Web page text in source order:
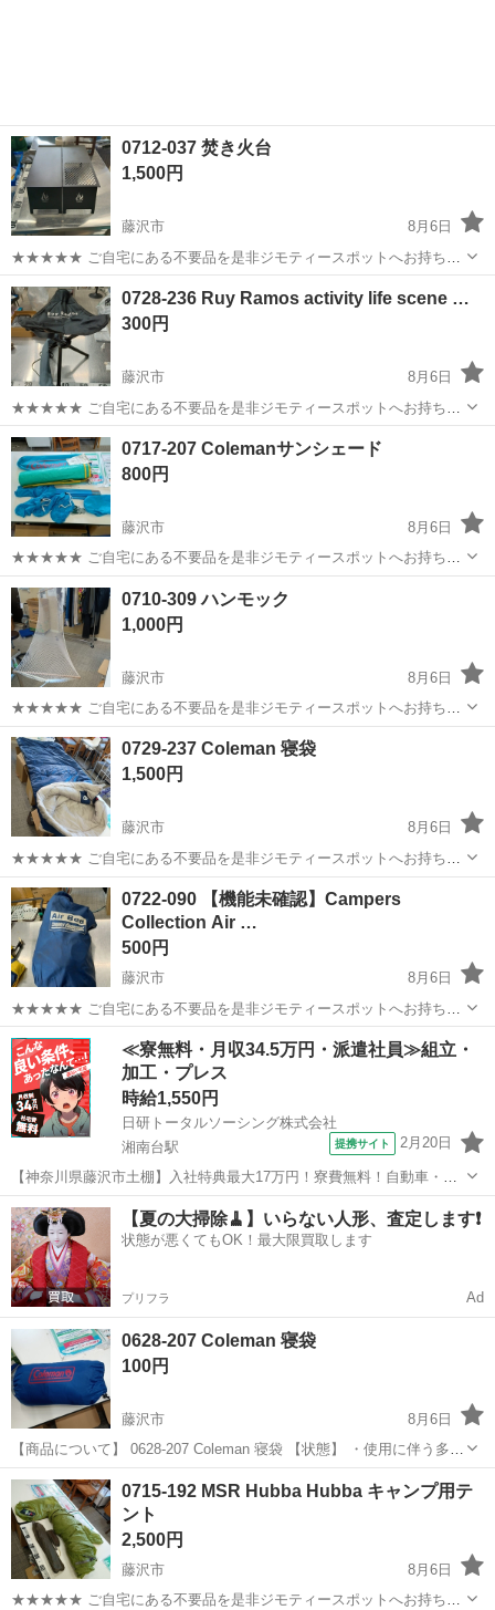
0712-037 焚き火台
1,500円
藤沢市
8月6日
★★★★★ ご自宅にある不要品を是非ジモティースポットへお持ち込
みしませんか？ 家電、趣味・スポーツ・レジャー用品、こども用品、
衣料服飾品、生活雑貨、家具、本、CD・DVDなどが無料でまとめて持
ち込めます！ ※詳細はこ...
神奈川 藤沢市
0728-236 Ruy Ramos activity life scene …
300円
藤沢市
8月6日
★★★★★ ご自宅にある不要品を是非ジモティースポットへお持ち込
みしませんか？ 家電、趣味・スポーツ・レジャー用品、こども用品、
衣料服飾品、生活雑貨、家具、本、CD・DVDなどが無料でまとめて持
ち込めます！ ※詳細はこ...
神奈川 藤沢市
0717-207 Colemanサンシェード
800円
藤沢市
8月6日
★★★★★ ご自宅にある不要品を是非ジモティースポットへお持ち込
みしませんか？ 家電、趣味・スポーツ・レジャー用品、こども用品、
衣料服飾品、生活雑貨、家具、本、CD・DVDなどが無料でまとめて持
ち込めます！ ※詳細はこ...
神奈川 藤沢市 サンシェード
0710-309 ハンモック
1,000円
藤沢市
8月6日
★★★★★ ご自宅にある不要品を是非ジモティースポットへお持ち込
みしませんか？ 家電、趣味・スポーツ・レジャー用品、こども用品、
衣料服飾品、生活雑貨、家具、本、CD・DVDなどが無料でまとめて持
ち込めます！ ※詳細はこ...
神奈川 藤沢市 ハンモック
0729-237 Coleman 寝袋
1,500円
藤沢市
8月6日
★★★★★ ご自宅にある不要品を是非ジモティースポットへお持ち込
みしませんか？ 家電、趣味・スポーツ・レジャー用品、こども用品、
衣料服飾品、生活雑貨、家具、本、CD・DVDなどが無料でまとめて持
ち込めます！ ※詳細はこ...
神奈川 藤沢市 Coleman
0722-090 【機能未確認】Campers
Collection Air …
500円
藤沢市
8月6日
★★★★★ ご自宅にある不要品を是非ジモティースポットへお持ち込
みしませんか？ 家電、趣味・スポーツ・レジャー用品、こども用品、
衣料服飾品、生活雑貨、家具、本、CD・DVDなどが無料でまとめて持
ち込めます！ ※詳細はこ...
神奈川 藤沢市 その他 Air
≪寮無料・月収34.5万円・派遣社員≫組立・
加工・プレス
時給1,550円
日研トータルソーシング株式会社
湘南台駅
提携サイト 2月20日
【神奈川県藤沢市土棚】入社特典最大17万円！寮費無料！自動車・ト
ラックの組立・加工ライン作業《お仕事No.5A631》 お仕事について
自動車（小・中・大型トラック）の組立や各エンジン部品の製造を行
います。インパクトレンチ...
神奈川 藤沢市 湘南台駅 その他
【夏の大掃除🧹】いらない人形、査定します❗️
状態が悪くてもOK！最大限買取します
プリフラ Ad
0628-207 Coleman 寝袋
100円
藤沢市
8月6日
【商品について】 0628-207 Coleman 寝袋 【状態】 ・使用に伴う多少
のスレ、キズ、落としきれない汚れなどございます ・詳細は現地でご
確認ください ・お値引きは出来かねますのでご了承願いま...
神奈川 藤沢市
0715-192 MSR Hubba Hubba キャンプ用テ
ント
2,500円
藤沢市
8月6日
★★★★★ ご自宅にある不要品を是非ジモティースポットへお持ち込